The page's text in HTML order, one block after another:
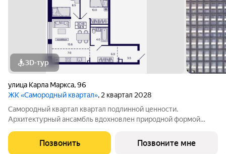
3D-тур
улица Карла Маркса,96
ЖК «Самородный квартал», 2 квартал 2028
Самородный квартал квартал подлинной ценности.
Архитектурный ансамбль вдохновлен природной формой
геометрией фасадов. Внутренний двор и места общего
пользования также содержат стилистические
Позвонить Позвоните мне